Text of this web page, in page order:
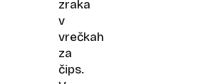
zraka
v
vrečkah
za
čips.